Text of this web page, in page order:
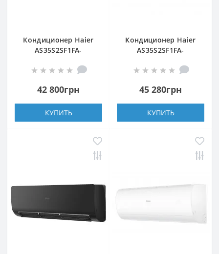
Кондиционер Haier
AS35S2SF1FA-
42 800грн
КУПИТЬ
Кондиционер Haier
AS35S2SF1FA-
45 280грн
КУПИТЬ